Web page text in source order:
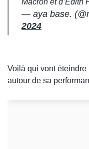
Macron et d’Édith
— aya base.
2024
Voilà qui vont
autour de sa